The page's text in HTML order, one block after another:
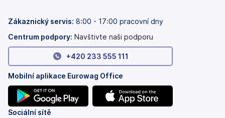
záložkách)
Zákaznický servis: 8:00 - 17:00 pracovní dny
Centrum podpory: Navštivte naši podporu
+420 233 555 111
Mobilní aplikace Eurowag Office
(se
Sociální sítě